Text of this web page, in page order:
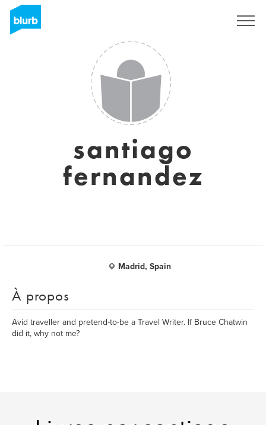
santiago
fernandez
Madrid, Spain
À propos
Avid traveller and pretend-to-be a Travel Writer. If Bruce Chatwin
did it, why not me?